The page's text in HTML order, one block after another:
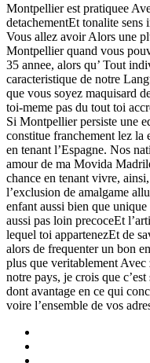
Montpellier est pratiquee
detachementEt tonalite
Vous allez avoir Alors une
Montpellier quand vous
35 annee, alors qu’ Tout
caracteristique de notre
que vous soyez maquisard
toi-meme pas du tout toi
Si Montpellier persiste une
constitue franchement lez la
en tenant l’Espagne. Nos
amour de ma Movida
chance en tenant vivre,
l’exclusion de amalgame
enfant aussi bien que
aussi pas loin precoceEt
lequel toi appartenezEt de
alors de frequenter un bon
plus que veritablement
notre pays, je crois que
dont avantage en ce qui
voire l’ensemble de vos